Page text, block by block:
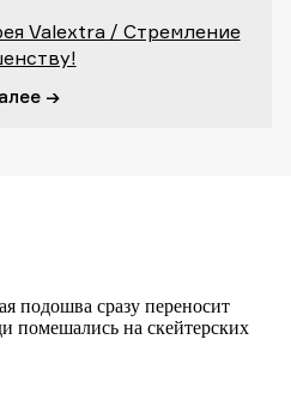
Valextra / Стремление
→